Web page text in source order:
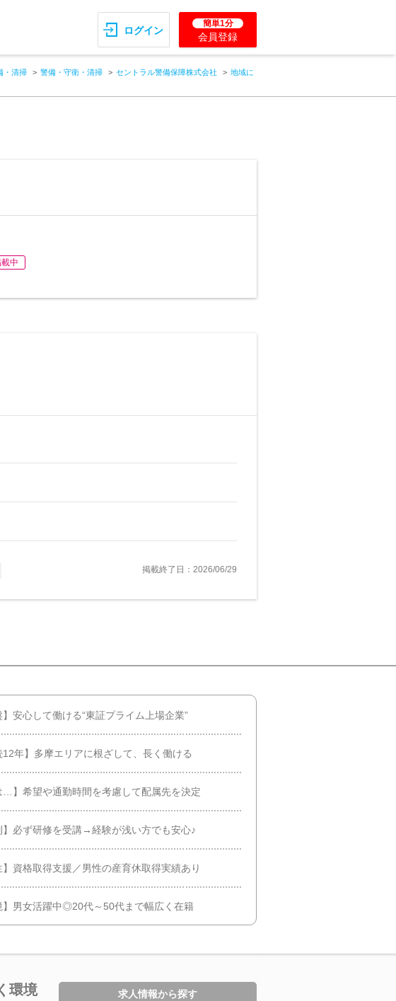
ログイン
簡単1分
会員登録
・清掃 警備・守衛・清掃 セントラル警備保障株式会社
地域に
中
掲載終了日：2026/06/29
】安心して働ける“東証プライム上場企業”
12年】多摩エリアに根ざして、長く働ける
…】希望や通勤時間を考慮して配属先を決定
】必ず研修を受講→経験が浅い方でも安心♪
】資格取得支援／男性の産育休取得実績あり
】男女活躍中◎20代～50代まで幅広く在籍
環境
求人情報から探す